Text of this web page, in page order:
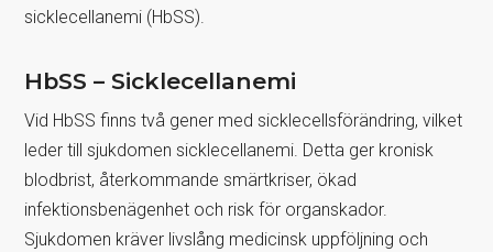
sicklecellanemi (HbSS).
HbSS – Sicklecellanemi
Vid HbSS finns två gener med sicklecellsförändring, vilket
leder till sjukdomen sicklecellanemi. Detta ger kronisk
blodbrist, återkommande smärtkriser, ökad
infektionsbenägenhet och risk för organskador.
Sjukdomen kräver livslång medicinsk uppföljning och